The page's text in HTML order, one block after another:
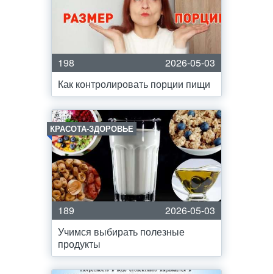
198
2026-05-03
Как контролировать порции пищи
КРАСОТА-ЗДОРОВЬЕ
189
2026-05-03
Учимся выбирать полезные
продукты